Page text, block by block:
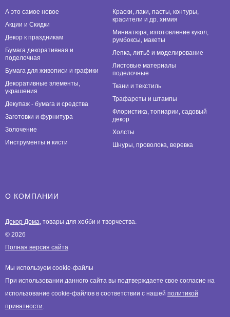
А это самое новое
Акции и Скидки
Декор к праздникам
Бумага декоративная и
поделочная
Бумага для живописи и графики
Декоративные элементы,
украшения
Декупаж - бумага и средства
Заготовки и фурнитура
Золочение
Инструменты и кисти
Краски, лаки, пасты, контуры,
красители и др. химия
Миниатюра, изготовление кукол,
румбоксы, макеты
Лепка, литьё и моделирование
Листовые материалы
поделочные
Ткани и текстиль
Трафареты и штампы
Флористика, топиарии, садовый
декор
Холсты
Шнуры, проволока, веревка
О КОМПАНИИ
Декор Дома, товары для хобби и творчества.
© 2026
Полная версия сайта
Мы используем cookie-файлы
При использовании данного сайта вы подтверждаете свое согласие на
использование cookie-файлов в соответствии с нашей политикой
приватности.